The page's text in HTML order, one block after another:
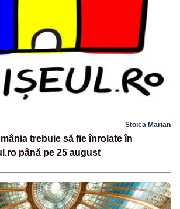
Stoica Marian
trebuie să fie înrolate în
până pe 25 august